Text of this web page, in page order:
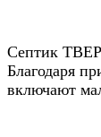
Септик
Благодаря
включают